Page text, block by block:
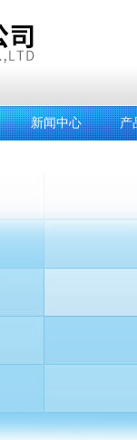
新闻中心 产